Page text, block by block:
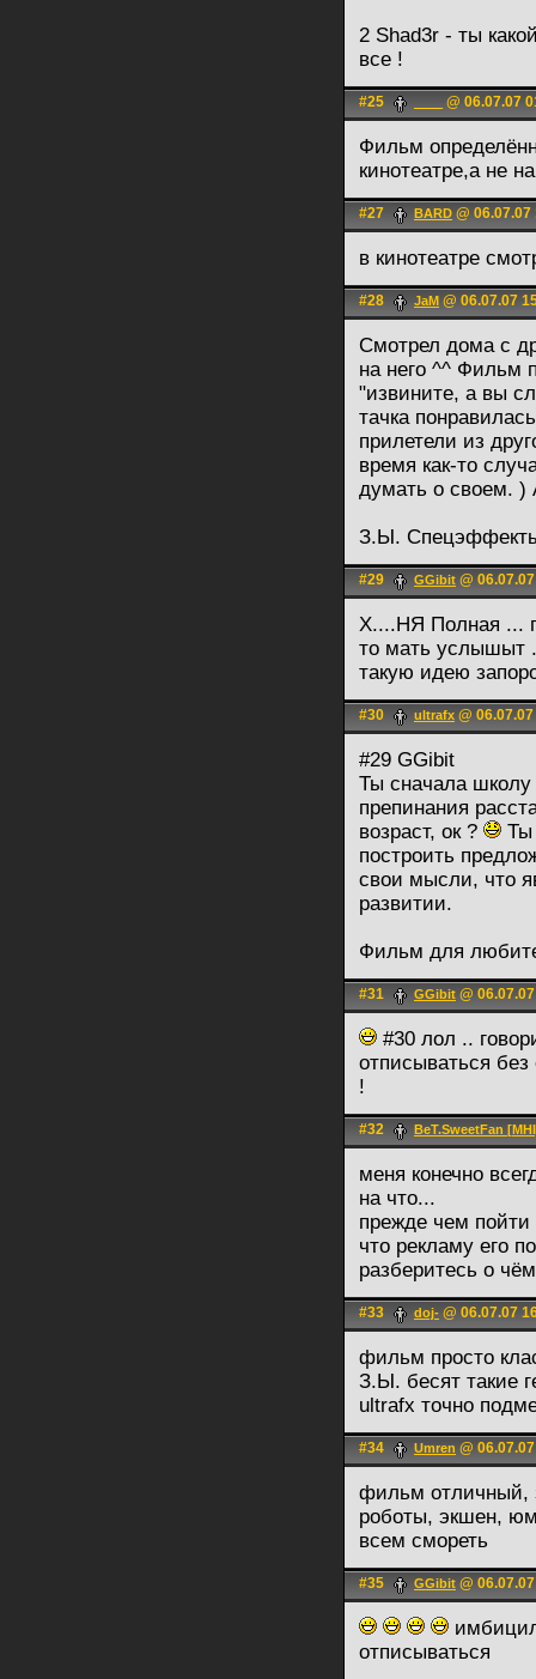
2 Shad3r - ты
все !
#25 @ 06.07.07
Фильм
кинотеатре,а не
#27 BARD @ 06.07.07
в кинотеатре
#28 JaM @ 06.07.07
Смотрел дома с
на него ^^ Фильм
"извините, а вы
тачка
прилетели из
время как-то
думать о своем. )
З.Ы.
#29 GGibit @
Х....НЯ Полная ...
то мать услышыт
такую идею
#30 ultrafx @
#29 GGibit
Ты сначала школу
препинания
возраст, ок ?
Ты
построить
свои мысли, что
развитии.
Фильм для
#31 GGibit @
#30 лол ..
отписываться без
!
#32 BeT.SweetFan
меня конечно
на что...
прежде чем
что рекламу его
разберитесь о
#33 doj- @ 06.07.07
фильм просто
З.Ы. бесят такие
ultrafx точно
#34 Umren @
фильм отличный,
роботы, экшен,
всем смореть
#35 GGibit @
отписываться